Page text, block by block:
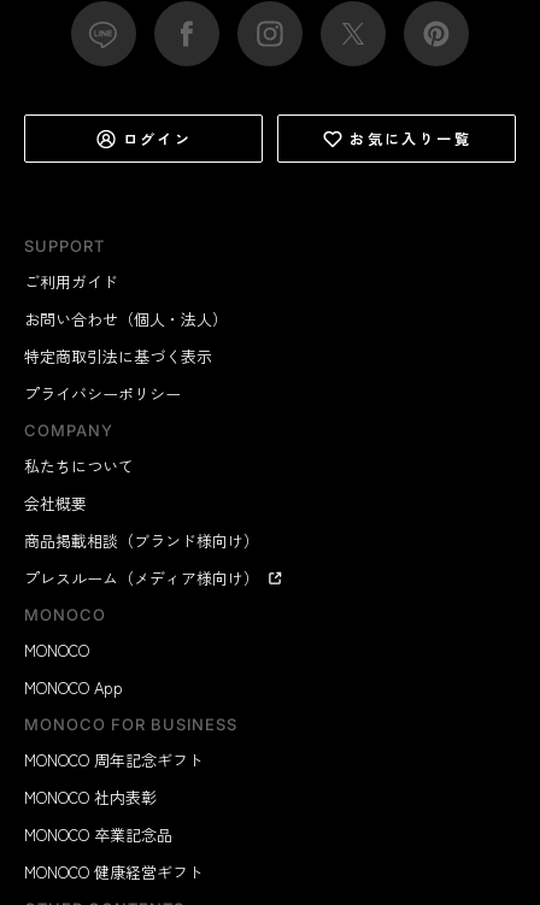
SUPPORT
ご利用ガイド
お問い合わせ（個人・法人）
特定商取引法に基づく表示
プライバシーポリシー
COMPANY
私たちについて
会社概要
商品掲載相談（ブランド様向け）
プレスルーム（メディア様向け）
MONOCO
MONOCO
MONOCO App
MONOCO FOR BUSINESS
MONOCO 周年記念ギフト
MONOCO 社内表彰
MONOCO 卒業記念品
MONOCO 健康経営ギフト
ログイン お気に入り一覧